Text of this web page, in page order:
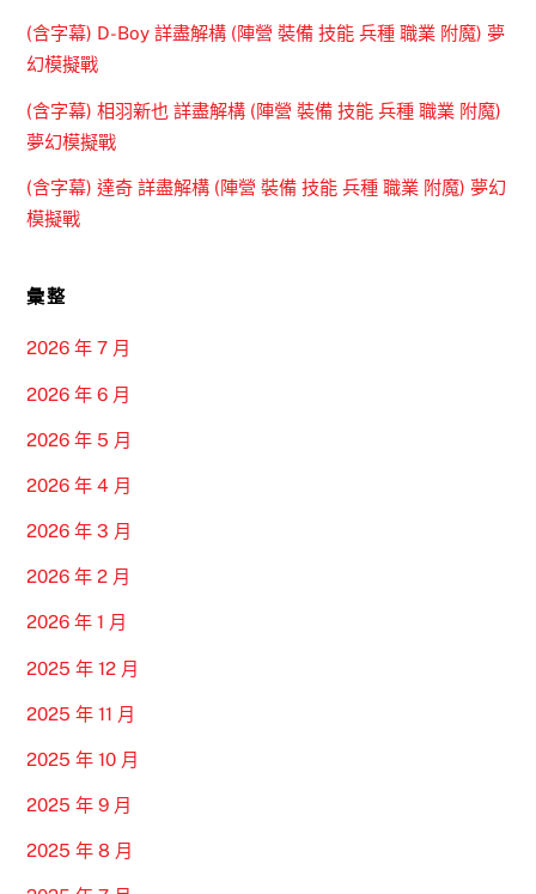
(含字幕) D-Boy 詳盡解構 (陣營 裝備 技能 兵種 職業 附魔) 夢
幻模擬戰
(含字幕) 相羽新也 詳盡解構 (陣營 裝備 技能 兵種 職業 附魔)
夢幻模擬戰
(含字幕) 達奇 詳盡解構 (陣營 裝備 技能 兵種 職業 附魔) 夢幻
模擬戰
彙整
2026 年 7 月
2026 年 6 月
2026 年 5 月
2026 年 4 月
2026 年 3 月
2026 年 2 月
2026 年 1 月
2025 年 12 月
2025 年 11 月
2025 年 10 月
2025 年 9 月
2025 年 8 月